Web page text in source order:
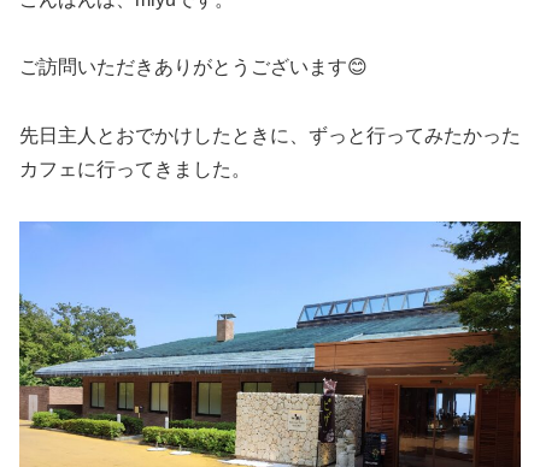
ご訪問いただきありがとうございます😊
先日主人とおでかけしたときに、ずっと行ってみたかった
カフェに行ってきました。